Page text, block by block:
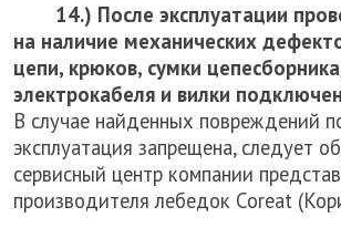
14.) После эксплуатации
на наличие механических
цепи, крюков, сумки
электрокабеля и вилки
В случае найденных повреждений
эксплуатация запрещена, следует
сервисный центр компании
производителя лебедок Coreat